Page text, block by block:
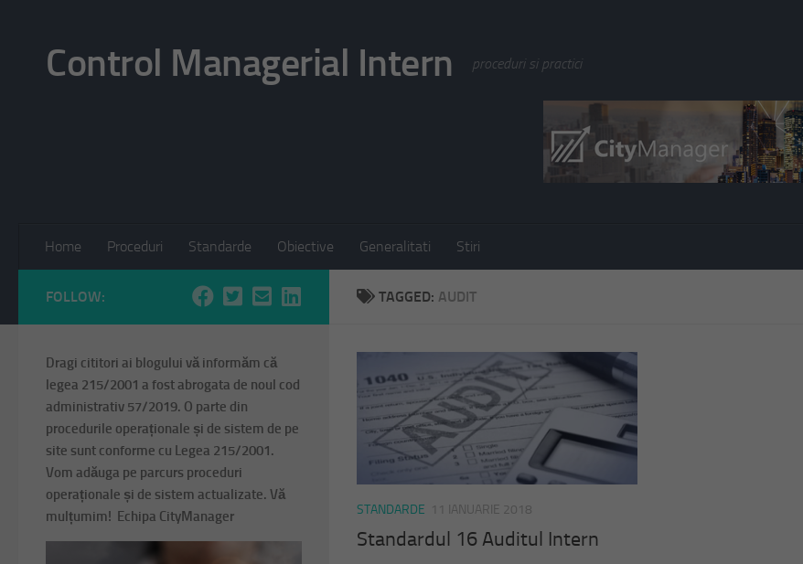
Control Managerial Intern proceduri si practici
Home Proceduri Standarde Obiective Generalitati Stiri
TAGGED: AUDIT
STANDARDE 11 IANUARIE 2018
Standardul 16 Auditul Intern
FOLLOW:
Dragi cititori ai blogului vă informăm că
legea 215/2001 a fost abrogata de noul cod
administrativ 57/2019. O parte din
procedurile operaționale și de sistem de pe
site sunt conforme cu Legea 215/2001.
Vom adăuga pe parcurs proceduri
operaționale și de sistem actualizate. Vă
mulțumim! Echipa CityManager